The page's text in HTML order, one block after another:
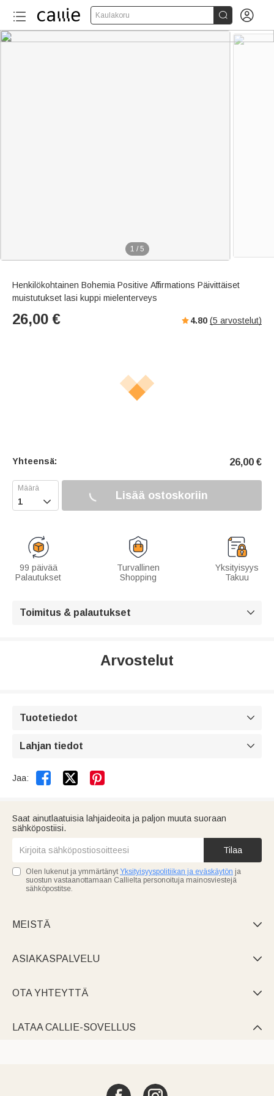
Kaulakoru  
1 / 5
Henkilökohtainen Bohemia Positive Affirmations Päivittäiset
muistutukset lasi kuppi mielenterveys
26,00 € 4.80 (5 arvostelut)
Yhteensä: 26,00 €
 Lisää ostoskoriin
99 päivää
Palautukset
Turvallinen
Shopping
Yksityisyys
Takuu
Toimitus & palautukset 
Arvostelut
Tuotetiedot 
Lahjan tiedot 
Jaa:  
Saat ainutlaatuisia lahjaideoita ja paljon muuta suoraan
sähköpostiisi.
Tilaa
Olen lukenut ja ymmärtänyt Yksityisyyspolitiikan ja eväskäytön ja
suostun vastaanottamaan Callielta personoituja mainosviestejä
sähköpostitse.
MEISTÄ 
ASIAKASPALVELU 
OTA YHTEYTTÄ 
LATAA CALLIE-SOVELLUS 